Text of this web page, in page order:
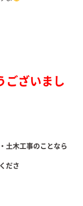
ございまし
土木工事のことなら
ださ